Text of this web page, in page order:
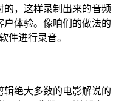
，这样录制出来的音频
户体验。像咱们的做法的
件进行录音。
绝大多数的电影解说的